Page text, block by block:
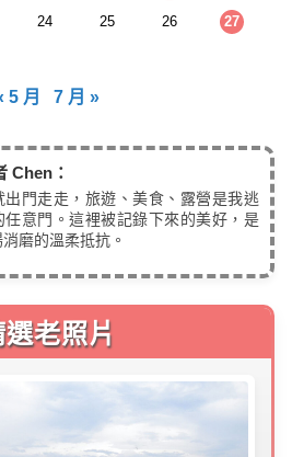
24 25 26 27
5 月 7 月 »
Chen：
出門走走，旅遊、美食、露營是我逃
任意門。這裡被記錄下來的美好，是
磨的溫柔抵抗。
選老照片